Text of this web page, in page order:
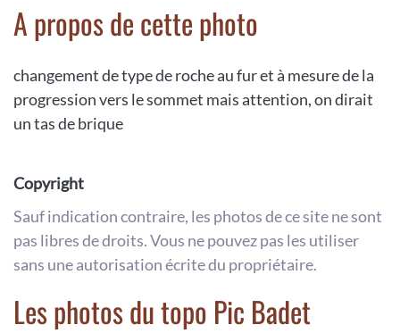
A propos de cette photo
changement de type de roche au fur et à mesure de la
progression vers le sommet mais attention, on dirait
un tas de brique
Copyright
Sauf indication contraire, les photos de ce site ne sont
pas libres de droits. Vous ne pouvez pas les utiliser
sans une autorisation écrite du propriétaire.
Les photos du topo Pic Badet